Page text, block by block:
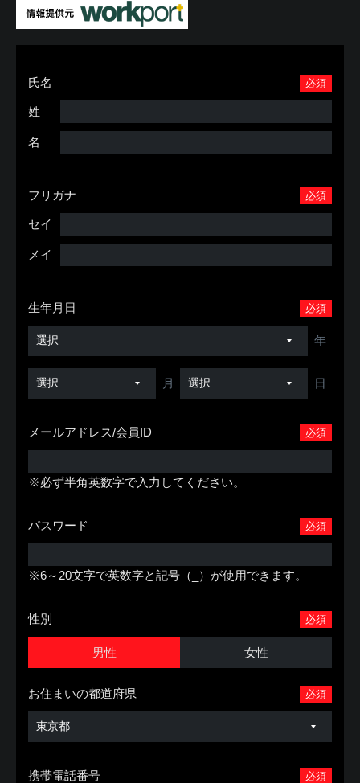
必須
氏名
姓
名
必須
フリガナ
セイ
メイ
必須
生年月日
年
月 日
必須
メールアドレス/会員ID
※必ず半角英数字で入力してください。
必須
パスワード
※6～20文字で英数字と記号（_）が使用できます。
必須
性別
男性 女性
必須
お住まいの都道府県
必須
携帯電話番号